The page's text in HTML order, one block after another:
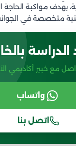
بهدف مواكبة الحاجة
متخصصة في
الدراسة
مع خبير أكاديمي
واتساب
اتصل بنا